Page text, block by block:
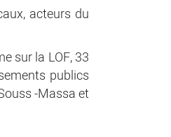
acteurs du
sur la LOF, 33
publics
-Massa et